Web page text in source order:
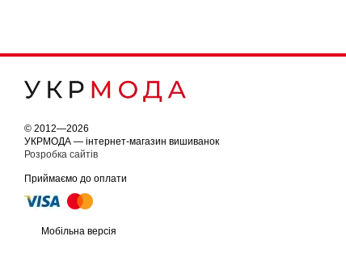
© 2012—2026
УКРМОДА — інтернет-магазин вишиванок
Розробка сайтів
Приймаємо до оплати
Мобільна версія